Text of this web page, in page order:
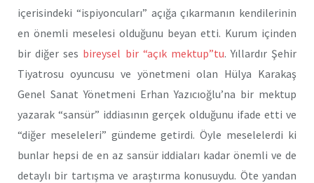
içerisindeki “ispiyoncuları” açığa çıkarmanın kendilerinin
en önemli meselesi olduğunu beyan etti. Kurum içinden
bir diğer ses bireysel bir “açık mektup”tu. Yıllardır Şehir
Tiyatrosu oyuncusu ve yönetmeni olan Hülya Karakaş
Genel Sanat Yönetmeni Erhan Yazıcıoğlu’na bir mektup
yazarak “sansür” iddiasının gerçek olduğunu ifade etti ve
“diğer meseleleri” gündeme getirdi. Öyle meselelerdi ki
bunlar hepsi de en az sansür iddiaları kadar önemli ve de
detaylı bir tartışma ve araştırma konusuydu. Öte yandan